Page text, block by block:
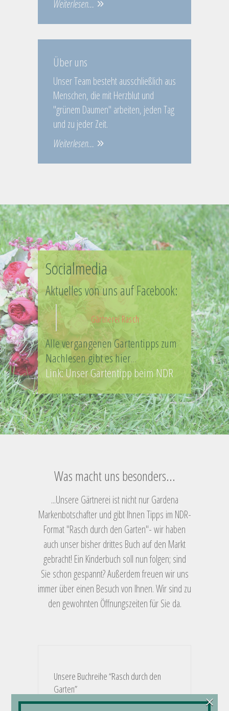
Weiterlesen...
Über uns
Unser Team besteht ausschließlich aus
Menschen, die mit Herzblut und
"grünem Daumen" arbeiten, jeden Tag
und zu jeder Zeit.
Weiterlesen...
Socialmedia
Aktuelles von uns auf Facebook:
Gärtnerei Rasch
Alle vergangenen Gartentipps zum
Nachlesen gibt es hier…
Link: Unser Gartentipp beim NDR
Was macht uns besonders...
...Unsere Gärtnerei ist nicht nur Gardena
Markenbotschafter und gibt Ihnen Tipps im NDR-
Format "Rasch durch den Garten"- wir haben
auch unser bisher drittes Buch auf den Markt
gebracht! Ein Kinderbuch soll nun folgen; sind
Sie schon gespannt? Außerdem freuen wir uns
immer über einen Besuch von Ihnen. Wir sind zu
den gewohnten Öffnungszeiten für Sie da.
Unsere Buchreihe “Rasch durch den
Garten”
×